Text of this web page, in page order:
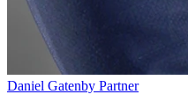
Daniel Gatenby Partner